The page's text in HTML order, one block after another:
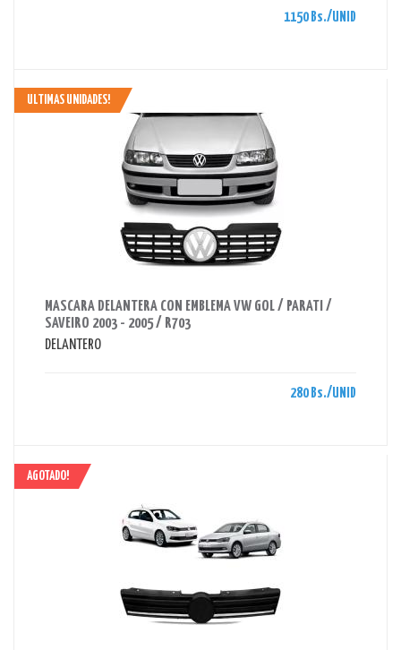
1150 Bs./UNID
ULTIMAS UNIDADES!
MASCARA DELANTERA CON EMBLEMA VW GOL / PARATI /
SAVEIRO 2003 - 2005 / R703
DELANTERO
280 Bs./UNID
AGOTADO!